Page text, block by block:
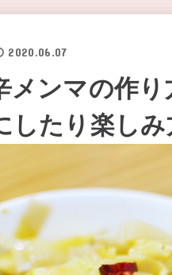
2020.06.07
メンマの作
したり楽しみ